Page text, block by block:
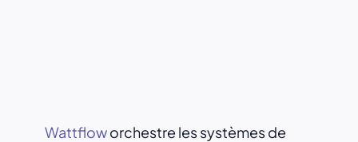
Wattfloworchestre les systèmes de